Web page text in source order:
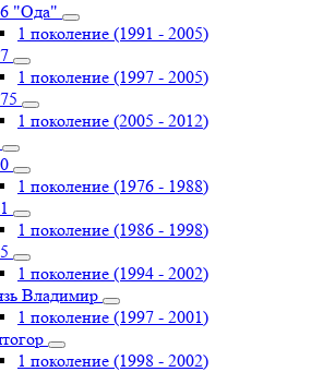
"Ода"
1 поколение (1991 - 2005)
1 поколение (1997 - 2005)
1 поколение (2005 - 2012)
1 поколение (1976 - 1988)
1 поколение (1986 - 1998)
1 поколение (1994 - 2002)
Владимир
1 поколение (1997 - 2001)
1 поколение (1998 - 2002)